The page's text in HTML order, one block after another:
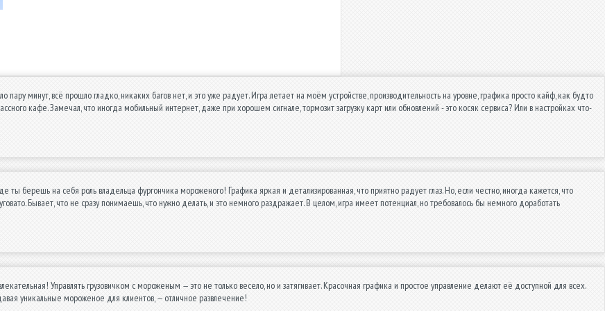
пару минут, всё прошло гладко, никаких багов нет, и это уже радует. Игра летает на моём устройстве, производительность на уровне, графика просто кайф, как будто
кафе. Замечал, что иногда мобильный интернет, даже при хорошем сигнале, тормозит загрузку карт или обновлений - это косяк сервиса? Или в настройках что-
ты берешь на себя роль владельца фургончика мороженого! Графика яркая и детализированная, что приятно радует глаз. Но, если честно, иногда кажется, что
Бывает, что не сразу понимаешь, что нужно делать, и это немного раздражает. В целом, игра имеет потенциал, но требовалось бы немного доработать
Управлять грузовичком с мороженым — это не только весело, но и затягивает. Красочная графика и простое управление делают её доступной для всех.
уникальные мороженое для клиентов, — отличное развлечение!